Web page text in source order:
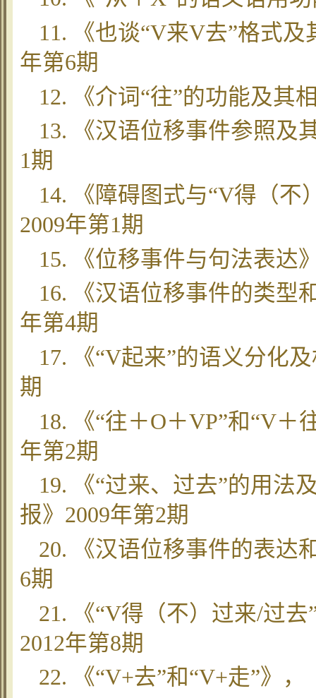
11. 《也谈“V来V去”格式
年第6期
12. 《介词“往”的功能及其
13. 《汉语位移事件参照及
1期
14. 《障碍图式与“V得（不
2009年第1期
15. 《位移事件与句法表达
16. 《汉语位移事件的类型
年第4期
17. 《“V起来”的语义分化
期
18. 《“往＋O＋VP”和“V＋
年第2期
19. 《“过来、过去”的用法
报》2009年第2期
20. 《汉语位移事件的表达
6期
21. 《“V得（不）过来/过
2012年第8期
22. 《“V+去”和“V+走”》